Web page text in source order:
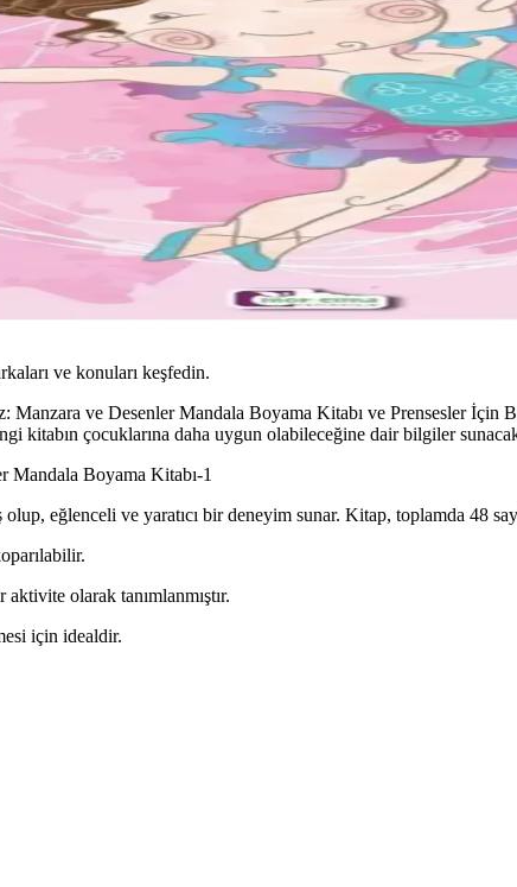
ve konuları keşfedin.
Manzara ve Desenler Mandala Boyama Kitabı ve Prensesler İçin
kitabın çocuklarına daha uygun olabileceğine dair bilgiler
Mandala Boyama Kitabı-1
eğlenceli ve yaratıcı bir deneyim sunar. Kitap, toplamda 48
olarak tanımlanmıştır.
için idealdir.